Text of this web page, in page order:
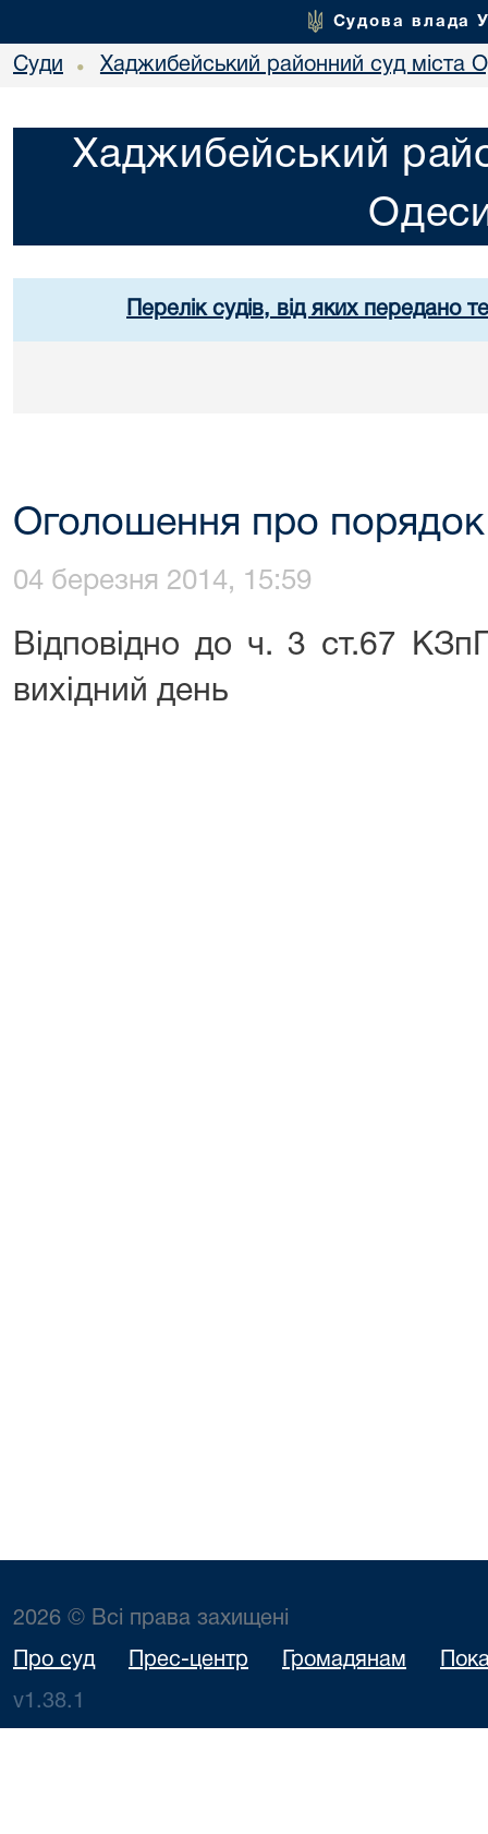
Судова влада
Суди • Хаджибейський районний суд міста
Хаджибейський
Перелік судів, від яких передано
Оголошення про
04 березня 2014, 15:59
Відповідно до ч. 3 ст.67
вихідний день
2026 © Всі права захищені
Про суд Прес-центр Громадянам
v1.38.1